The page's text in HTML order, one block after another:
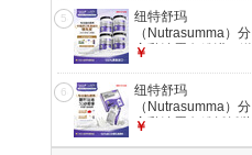
白补充 22.6g*15袋
5
纽特舒玛
（Nutrasumma）分
离乳清蛋白粉进口送
后恢复营养粉 【周
期套装】 464g*4罐
￥
6
纽特舒玛
（Nutrasumma）分
离乳清蛋白粉摇摇装
￥